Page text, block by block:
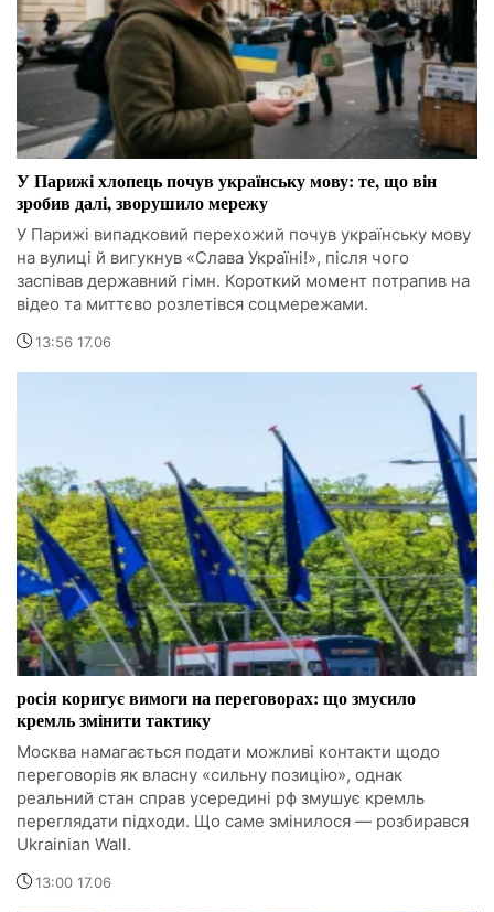
У Парижі хлопець почув українську мову: те, що він
зробив далі, зворушило мережу
У Парижі випадковий перехожий почув українську мову
на вулиці й вигукнув «Слава Україні!», після чого
заспівав державний гімн. Короткий момент потрапив на
відео та миттєво розлетівся соцмережами.
13:56 17.06
росія коригує вимоги на переговорах: що змусило
кремль змінити тактику
Москва намагається подати можливі контакти щодо
переговорів як власну «сильну позицію», однак
реальний стан справ усередині рф змушує кремль
переглядати підходи. Що саме змінилося — розбирався
Ukrainian Wall.
13:00 17.06